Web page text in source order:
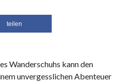
teilen
Wanderschuhs kann den
unvergesslichen Abenteuer